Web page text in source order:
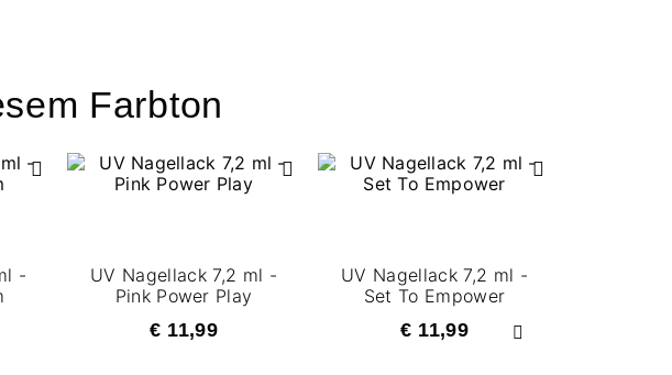
Farbton
Weiter
-
UV Nagellack 7,2 ml -
Pink Power Play
€ 11,99
UV Nagellack 7,2 ml -
Set To Empower
€ 11,99